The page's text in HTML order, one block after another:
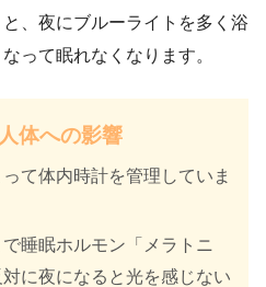
、夜にブルーライトを多く浴
って眠れなくなります。
体への影響
て体内時計を管理していま
睡眠ホルモン「メラトニ
に夜になると光を感じない